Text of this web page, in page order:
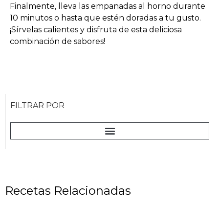
Finalmente, lleva las empanadas al horno durante
10 minutos o hasta que estén doradas a tu gusto.
¡Sírvelas calientes y disfruta de esta deliciosa
combinación de sabores!
FILTRAR POR
Recetas Relacionadas